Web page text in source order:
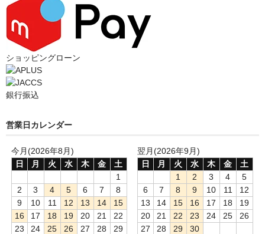
ショッピングローン
銀行振込
営業日カレンダー
今月(2026年8月)
日
月 火 水 木 金
土
1
2
3 4 5 6 7
8
9
10 11 12 13 14
15
16
17 18 19 20 21
22
23
24 25 26 27 28 29
翌月(2026年9月)
日
月 火 水 木 金
土
1
2 3 4
5
6
7 8 9 10 11
12
13
14 15 16 17 18
19
20
21 22 23 24 25
26
27
28 29 30